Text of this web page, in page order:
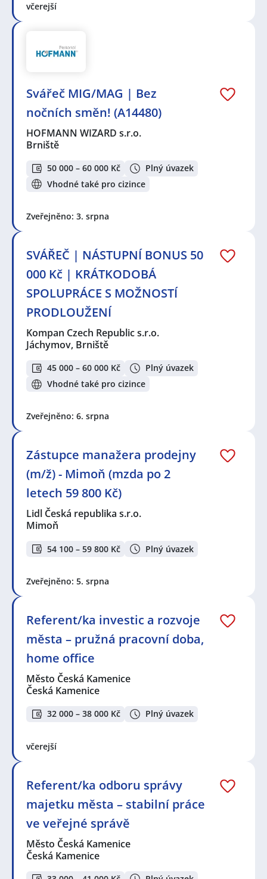
včerejší
Svářeč MIG/MAG | Bez
nočních směn! (A14480)
HOFMANN WIZARD s.r.o.
Brniště
50 000 – 60 000 Kč
Plný úvazek
Vhodné také pro cizince
Zveřejněno: 3. srpna
SVÁŘEČ | NÁSTUPNÍ BONUS 50
000 Kč | KRÁTKODOBÁ
SPOLUPRÁCE S MOŽNOSTÍ
PRODLOUŽENÍ
Kompan Czech Republic s.r.o.
Jáchymov, Brniště
45 000 – 60 000 Kč
Plný úvazek
Vhodné také pro cizince
Zveřejněno: 6. srpna
Zástupce manažera prodejny
(m/ž) - Mimoň (mzda po 2
letech 59 800 Kč)
Lidl Česká republika s.r.o.
Mimoň
54 100 – 59 800 Kč Plný úvazek
Zveřejněno: 5. srpna
Referent/ka investic a rozvoje
města – pružná pracovní doba,
home office
Město Česká Kamenice
Česká Kamenice
32 000 – 38 000 Kč Plný úvazek
včerejší
Referent/ka odboru správy
majetku města – stabilní práce
ve veřejné správě
Město Česká Kamenice
Česká Kamenice